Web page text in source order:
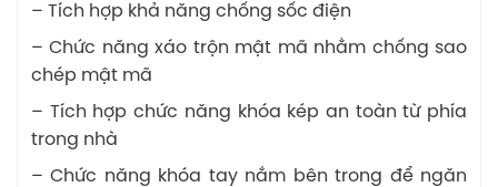
– Tích hợp khả năng chống sốc điện
– Chức năng xáo trộn mật mã nhằm chống sao
chép mật mã
– Tích hợp chức năng khóa kép an toàn từ phía
trong nhà
– Chức năng khóa tay nắm bên trong để ngăn